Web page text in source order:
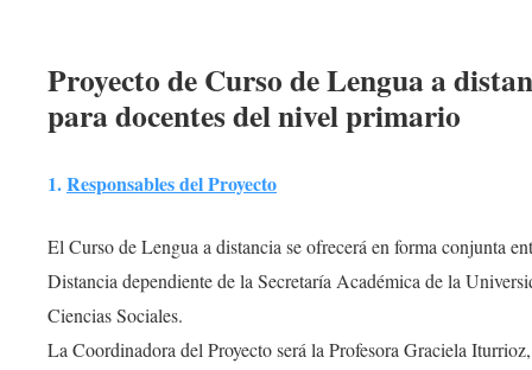
Proyecto de Curso de Lengua a
para docentes del nivel primario
1.Responsables del Proyecto
El Curso de Lengua a distancia se ofrecerá en forma conjunta
Distancia dependiente de la Secretaría Académica de la
Ciencias Sociales.
La Coordinadora del Proyecto será la Profesora Graciela